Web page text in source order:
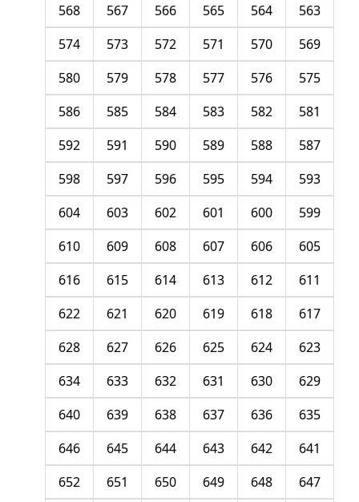
563
564
565
566
567
568
569
570
571
572
573
574
575
576
577
578
579
580
581
582
583
584
585
586
587
588
589
590
591
592
593
594
595
596
597
598
599
600
601
602
603
604
605
606
607
608
609
610
611
612
613
614
615
616
617
618
619
620
621
622
623
624
625
626
627
628
629
630
631
632
633
634
635
636
637
638
639
640
641
642
643
644
645
646
647
648
649
650
651
652